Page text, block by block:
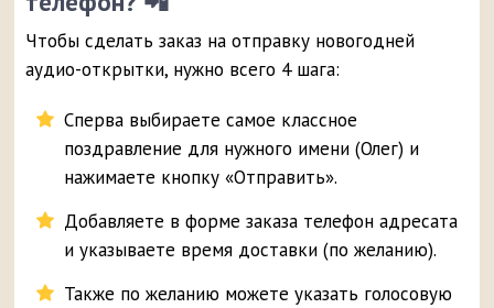
Чтобы сделать заказ на отправку новогодней
аудио-открытки, нужно всего 4 шага:
Сперва выбираете самое классное
поздравление для нужного имени (Олег) и
нажимаете кнопку «Отправить».
Добавляете в форме заказа телефон адресата
и указываете время доставки (по желанию).
Также по желанию можете указать голосовую